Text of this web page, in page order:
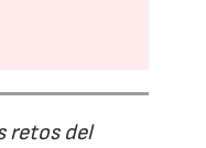
retos del